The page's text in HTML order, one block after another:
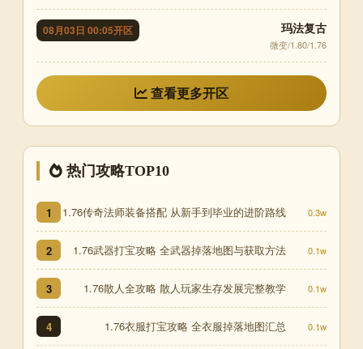
08月03日 00:05开区 玛法复古
微变/1.80/1.76
查看更多开区
热门攻略TOP10
1 1.76传奇法师装备搭配 从新手到毕业的进阶路线 0.3w
2 1.76武器打宝攻略 全武器掉落地图与获取方法 0.1w
3 1.76散人全攻略 散人玩家生存发展完整教学 0.1w
4 1.76衣服打宝攻略 全衣服掉落地图汇总 0.1w